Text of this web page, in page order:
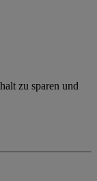
zu sparen und